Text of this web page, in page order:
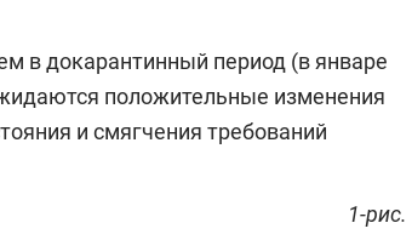
в докарантинный период (в январе
положительные изменения
и смягчения требований
1-рис.